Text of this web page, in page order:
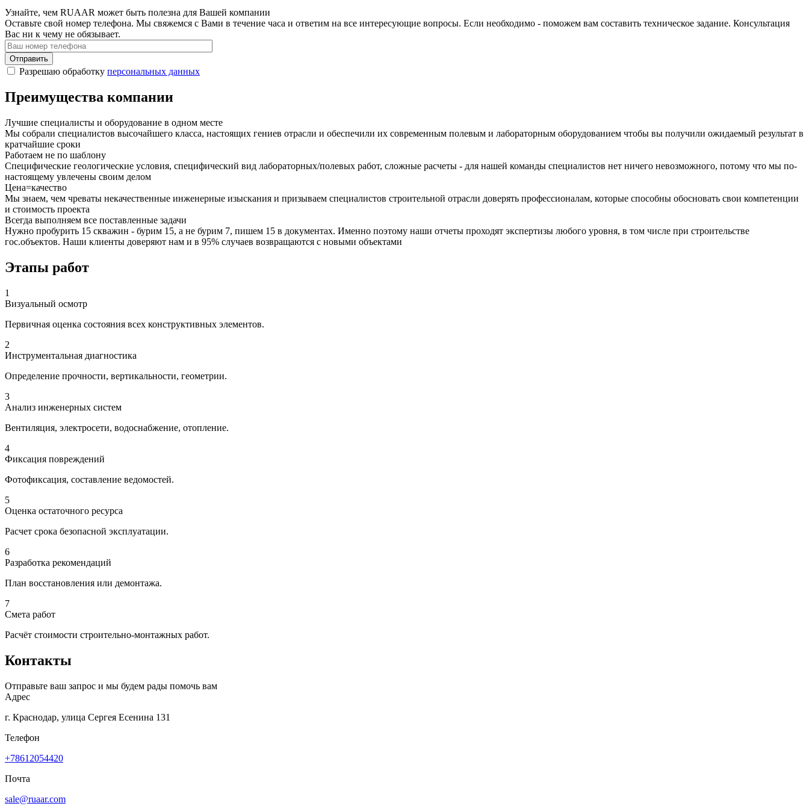
Узнайте, чем RUAAR может быть полезна для Вашей компании
Оставьте свой номер телефона. Мы свяжемся с Вами в течение часа и ответим на все интересующие вопросы. Если необходимо - поможем вам составить техническое задание. Консультация
Вас ни к чему не обязывает.
Отправить
Разрешаю обработку персональных данных
Преимущества компании
Лучшие специалисты и оборудование в одном месте
Мы собрали специалистов высочайшего класса, настоящих гениев отрасли и обеспечили их современным полевым и лабораторным оборудованием чтобы вы получили ожидаемый результат в
кратчайшие сроки
Работаем не по шаблону
Специфические геологические условия, специфический вид лабораторных/полевых работ, сложные расчеты - для нашей команды специалистов нет ничего невозможного, потому что мы по-
настоящему увлечены своим делом
Цена=качество
Мы знаем, чем чреваты некачественные инженерные изыскания и призываем специалистов строительной отрасли доверять профессионалам, которые способны обосновать свои компетенции
и стоимость проекта
Всегда выполняем все поставленные задачи
Нужно пробурить 15 скважин - бурим 15, а не бурим 7, пишем 15 в документах. Именно поэтому наши отчеты проходят экспертизы любого уровня, в том числе при строительстве
гос.объектов. Наши клиенты доверяют нам и в 95% случаев возвращаются с новыми объектами
Этапы работ
1
Визуальный осмотр
Первичная оценка состояния всех конструктивных элементов.
2
Инструментальная диагностика
Определение прочности, вертикальности, геометрии.
3
Анализ инженерных систем
Вентиляция, электросети, водоснабжение, отопление.
4
Фиксация повреждений
Фотофиксация, составление ведомостей.
5
Оценка остаточного ресурса
Расчет срока безопасной эксплуатации.
6
Разработка рекомендаций
План восстановления или демонтажа.
7
Смета работ
Расчёт стоимости строительно-монтажных работ.
Контакты
Отправьте ваш запрос и мы будем рады помочь вам
Адрес
г. Краснодар, улица Сергея Есенина 131
Телефон
+78612054420
Почта
sale@ruaar.com